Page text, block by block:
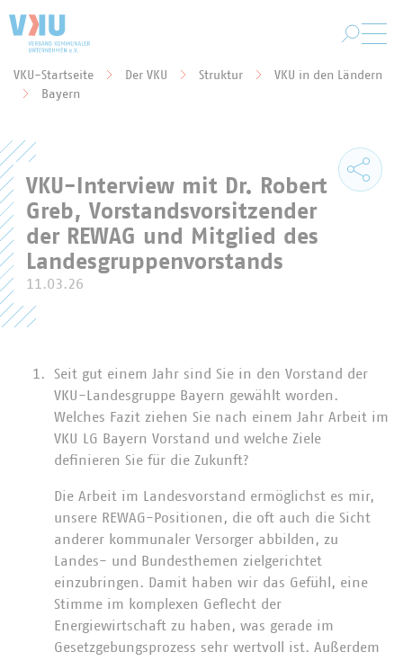
Sie befinden sich hier:
VKU-Startseite Der VKU Struktur
VKU in den Ländern
Bayern
VKU-Interview mit Dr. Robert
Greb, Vorstandsvorsitzender
der REWAG und Mitglied des
Landesgruppenvorstands
11.03.26
Seit gut einem Jahr sind Sie in den Vorstand der
VKU-Landesgruppe Bayern gewählt worden.
Welches Fazit ziehen Sie nach einem Jahr Arbeit im
VKU LG Bayern Vorstand und welche Ziele
definieren Sie für die Zukunft?
Die Arbeit im Landesvorstand ermöglichst es mir,
unsere REWAG-Positionen, die oft auch die Sicht
anderer kommunaler Versorger abbilden, zu
Landes- und Bundesthemen zielgerichtet
einzubringen. Damit haben wir das Gefühl, eine
Stimme im komplexen Geflecht der
Energiewirtschaft zu haben, was gerade im
Gesetzgebungsprozess sehr wertvoll ist. Außerdem